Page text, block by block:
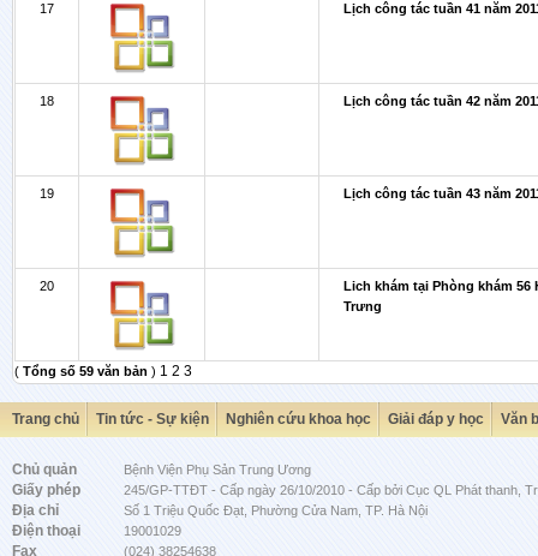
17 Lịch công tác tuần 41 năm
18 Lịch công tác tuần 42 năm
19 Lịch công tác tuần 43 năm
20
Lich khám tại Phòng khám 56
Trưng
( Tổng số 59 văn bản ) 1 2 3
Trang chủ Tin tức - Sự kiện Nghiên cứu khoa học Giải đáp y học Văn
Chủ quản Bệnh Viện Phụ Sản Trung Ương
Giấy phép 245/GP-TTĐT - Cấp ngày 26/10/2010 - Cấp bởi Cục QL Phát thanh,
Địa chỉ Số 1 Triệu Quốc Đạt, Phường Cửa Nam, TP. Hà Nội
Điện thoại 19001029
Fax (024) 38254638